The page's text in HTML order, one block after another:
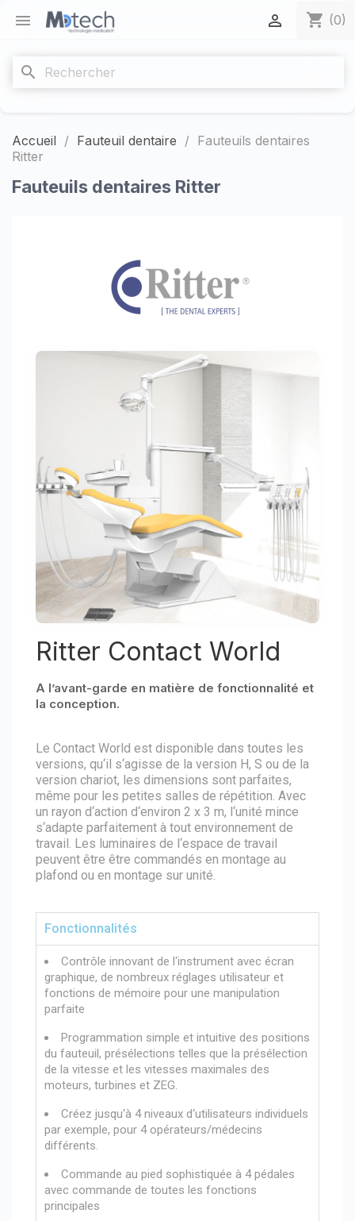
 shopping_cart (0)

search
Accueil Fauteuil dentaire
Fauteuils dentaires
Ritter
Fauteuils dentaires Ritter
Ritter Contact World
A l’avant-garde en matière de fonctionnalité et
la conception.
Le Contact World est disponible dans toutes les
versions, qu‘il s‘agisse de la version H, S ou de la
version chariot, les dimensions sont parfaites,
même pour les petites salles de répétition. Avec
un rayon d‘action d‘environ 2 x 3 m, l‘unité mince
s‘adapte parfaitement à tout environnement de
travail. Les luminaires de l‘espace de travail
peuvent être être commandés en montage au
plafond ou en montage sur unité.
Fonctionnalités
Contrôle innovant de l‘instrument avec écran
graphique, de nombreux réglages utilisateur et
fonctions de mémoire pour une manipulation
parfaite
Programmation simple et intuitive des positions
du fauteuil, présélections telles que la présélection
de la vitesse et les vitesses maximales des
moteurs, turbines et ZEG.
Créez jusqu‘à 4 niveaux d‘utilisateurs individuels
par exemple, pour 4 opérateurs/médecins
différents.
Commande au pied sophistiquée à 4 pédales
avec commande de toutes les fonctions
principales